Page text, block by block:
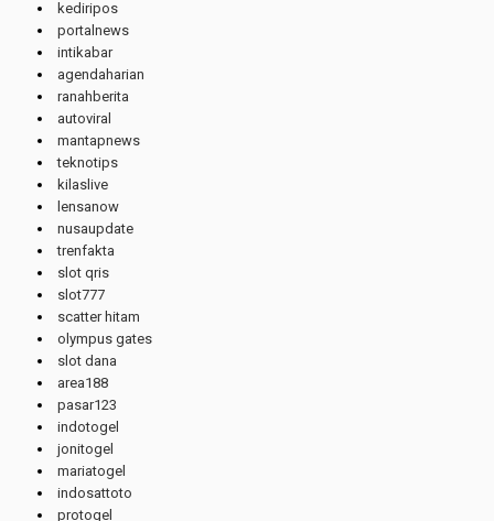
kediripos
portalnews
intikabar
agendaharian
ranahberita
autoviral
mantapnews
teknotips
kilaslive
lensanow
nusaupdate
trenfakta
slot qris
slot777
scatter hitam
olympus gates
slot dana
area188
pasar123
indotogel
jonitogel
mariatogel
indosattoto
protogel